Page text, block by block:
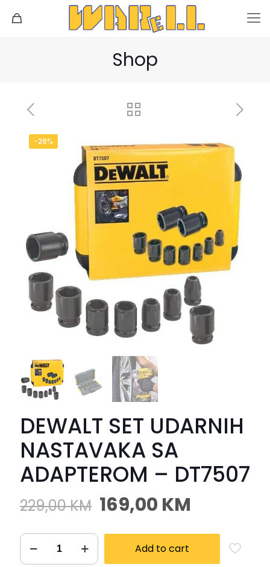
Shop
-26%
DEWALT SET UDARNIH
NASTAVAKA SA
ADAPTEROM – DT7507
229,00KM 169,00 KM
Add to cart